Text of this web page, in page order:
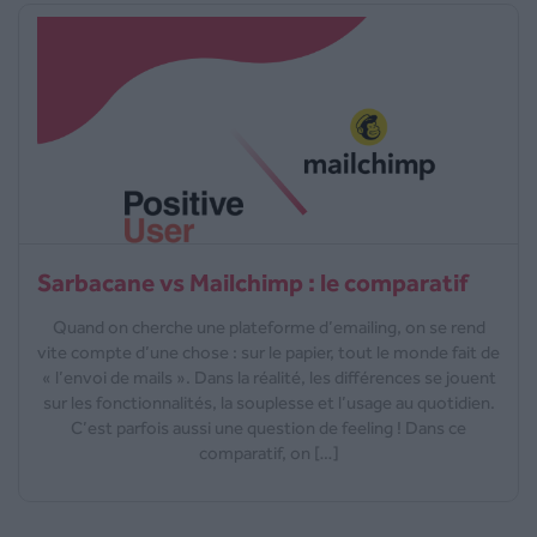
Sarbacane vs Mailchimp : le comparatif
Quand on cherche une plateforme d’emailing, on se rend
vite compte d’une chose : sur le papier, tout le monde fait de
« l’envoi de mails ». Dans la réalité, les différences se jouent
sur les fonctionnalités, la souplesse et l’usage au quotidien.
C’est parfois aussi une question de feeling ! Dans ce
comparatif, on […]